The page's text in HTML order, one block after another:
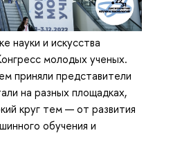
науки и искусства
молодых ученых.
приняли представители
на разных площадках,
круг тем — от развития
обучения и